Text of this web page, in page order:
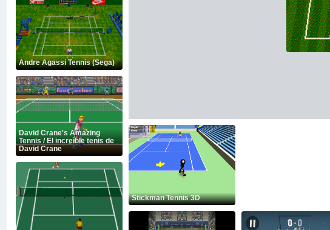
Andre Agassi Tennis (Sega)
David Crane's Amazing
Tennis / El increíble tenis de
David Crane
Stickman Tennis 3D